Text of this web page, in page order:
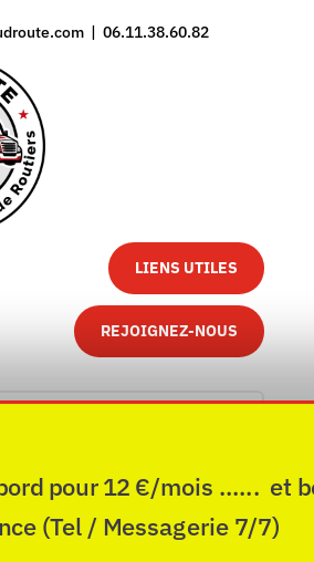
| 06.11.38.60.82
LIENS UTILES
REJOIGNEZ-NOUS
pour 12 €/mois ...... et
(Tel / Messagerie 7/7)